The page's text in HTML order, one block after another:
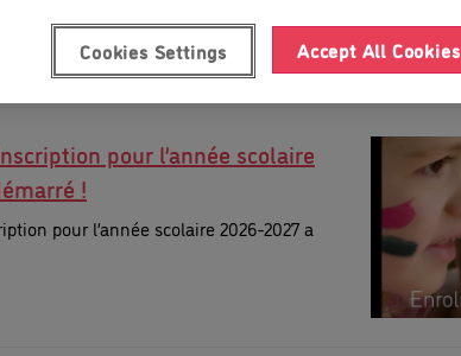
pour l’année scolaire
!
pour l’année scolaire 2026-2027 a
Accept All Cookies
Cookies Settings